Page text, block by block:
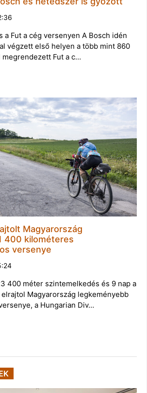
a Fut a cég versenyen A Bosch idén
végzett első helyen a több mint 860
Fut a c…
Magyarország
400 kilométeres
versenye
400 méter szintemelkedés és 9 nap a
Magyarország legkeményebb
a Hungarian Div…